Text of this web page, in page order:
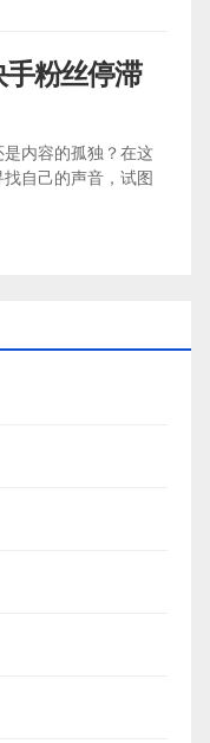
粉丝停滞
内容的孤独？在这
自己的声音，试图